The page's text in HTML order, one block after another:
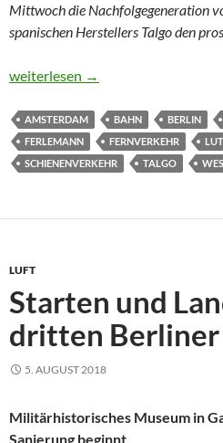
Mittwoch die Nachfolgegeneration
spanischen Herstellers Talgo den
Breit und barrierefrei: Neuer
weiterlesen →
AMSTERDAM BAHN BERLIN
FERLEMANN
FERNVERKEHR
SCHIENENVERKEHR
TALGO
LUFT
Starten und
dritten Berliner
5. AUGUST 2018
Militärhistorisches Museum in
Sanierung beginnt